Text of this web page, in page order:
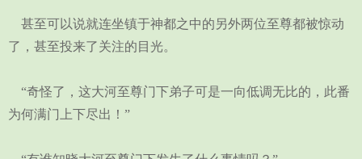
甚至可以说就连坐镇于神都之中的另外两位至尊都被惊动
了，甚至投来了关注的目光。
“奇怪了，这大河至尊门下弟子可是一向低调无比的，此番
为何满门上下尽出！”